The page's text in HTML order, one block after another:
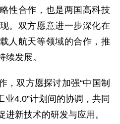
性合作，也是两国高科技
。双方愿意进一步深化在
人航天等领域的合作，推
发展。
双方愿探讨加强“中国制
业4.0”计划间的协调，共同
新技术的研发与应用。